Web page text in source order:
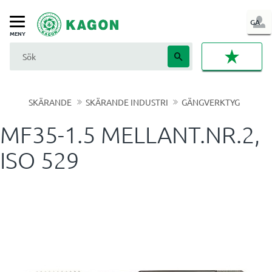
Meny
GA
IN
SKÄRANDE SKÄRANDE INDUSTRI GÄNGVERKTYG
MF35-1.5 MELLANT.NR.2,
ISO 529